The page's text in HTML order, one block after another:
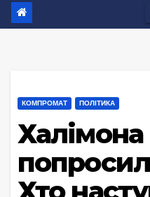
КОМПРОМАТ ПОЛІТИКА
Халімона